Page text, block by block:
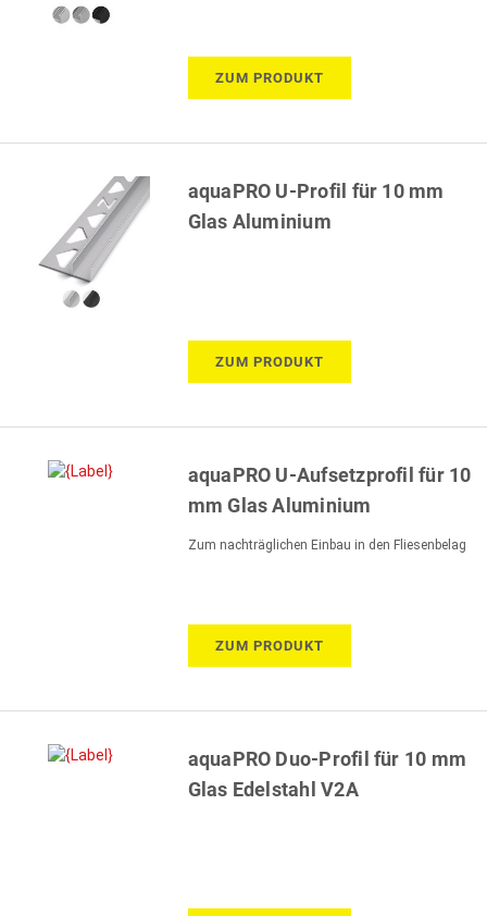
ZUM PRODUKT
aquaPRO U-Profil für 10 mm
Glas Aluminium
ZUM PRODUKT
aquaPRO U-Aufsetzprofil für 10
mm Glas Aluminium
Zum nachträglichen Einbau in den Fliesenbelag
ZUM PRODUKT
aquaPRO Duo-Profil für 10 mm
Glas Edelstahl V2A